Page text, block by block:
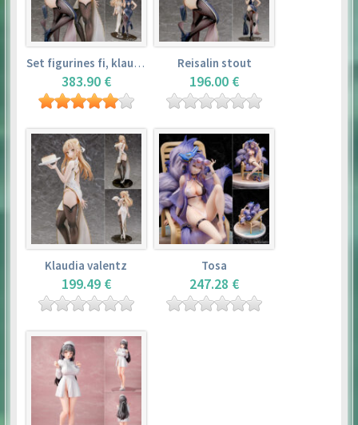
Set figurines fi, klaudia valentz, reisalin stout
383.90 €
Reisalin stout
196.00 €
Klaudia valentz
199.49 €
Tosa
247.28 €